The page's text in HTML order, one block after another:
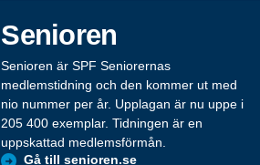
Senioren
Senioren är SPF Seniorernas
medlemstidning och den kommer ut med
nio nummer per år. Upplagan är nu uppe i
205 400 exemplar. Tidningen är en
uppskattad medlemsförmån.
Gå till senioren.se